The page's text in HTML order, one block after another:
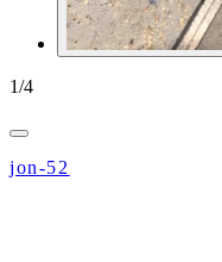
1/4
jon-52